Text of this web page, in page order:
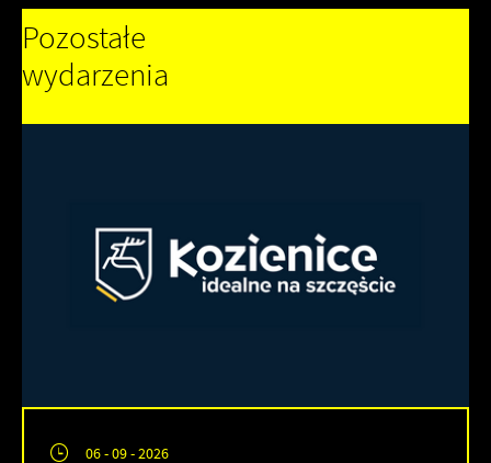
Pozostałe
wydarzenia
06 - 09 - 2026